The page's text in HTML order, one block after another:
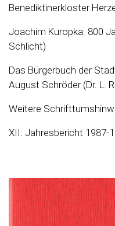
Benediktinerkloster
Joachim Kuropka: 800
Schlicht)
Das Bürgerbuch der
August Schröder (Dr. L.
Weitere
XII: Jahresbericht 1987-